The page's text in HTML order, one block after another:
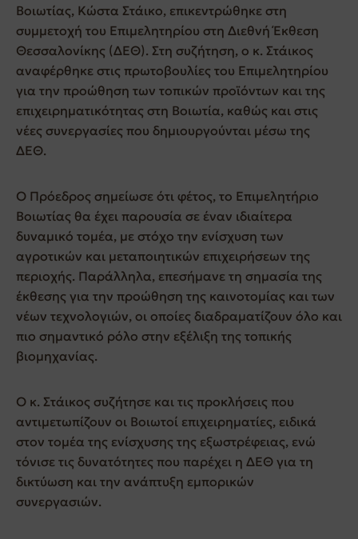
Βοιωτίας, Κώστα Στάικο, επικεντρώθηκε στη
συμμετοχή του Επιμελητηρίου στη Διεθνή Έκθεση
Θεσσαλονίκης (ΔΕΘ). Στη συζήτηση, ο κ. Στάικος
αναφέρθηκε στις πρωτοβουλίες του Επιμελητηρίου
για την προώθηση των τοπικών προϊόντων και της
επιχειρηματικότητας στη Βοιωτία, καθώς και στις
νέες συνεργασίες που δημιουργούνται μέσω της
ΔΕΘ.
Ο Πρόεδρος σημείωσε ότι φέτος, το Επιμελητήριο
Βοιωτίας θα έχει παρουσία σε έναν ιδιαίτερα
δυναμικό τομέα, με στόχο την ενίσχυση των
αγροτικών και μεταποιητικών επιχειρήσεων της
περιοχής. Παράλληλα, επεσήμανε τη σημασία της
έκθεσης για την προώθηση της καινοτομίας και των
νέων τεχνολογιών, οι οποίες διαδραματίζουν όλο και
πιο σημαντικό ρόλο στην εξέλιξη της τοπικής
βιομηχανίας.
Ο κ. Στάικος συζήτησε και τις προκλήσεις που
αντιμετωπίζουν οι Βοιωτοί επιχειρηματίες, ειδικά
στον τομέα της ενίσχυσης της εξωστρέφειας, ενώ
τόνισε τις δυνατότητες που παρέχει η ΔΕΘ για τη
δικτύωση και την ανάπτυξη εμπορικών
συνεργασιών.